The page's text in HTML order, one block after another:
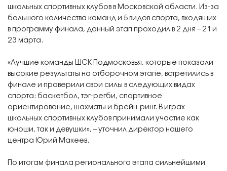
школьных спортивных клубов в Московской области. Из-за
большого количества команд и 5 видов спорта, входящих
в программу финала, данный этап проходил в 2 дня – 21 и
23 марта.
«Лучшие команды ШСК Подмосковья, которые показали
высокие результаты на отборочном этапе, встретились в
финале и проверили свои силы в следующих видах
спорта: баскетбол, тэг-регби, спортивное
ориентирование, шахматы и брейн-ринг. В играх
школьных спортивных клубов принимали участие как
юноши, так и девушки», – уточнил директор нашего
центра Юрий Макеев.
По итогам финала регионального этапа сильнейшими